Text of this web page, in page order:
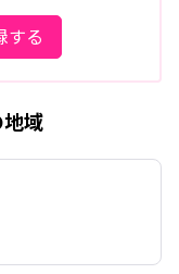
する
域